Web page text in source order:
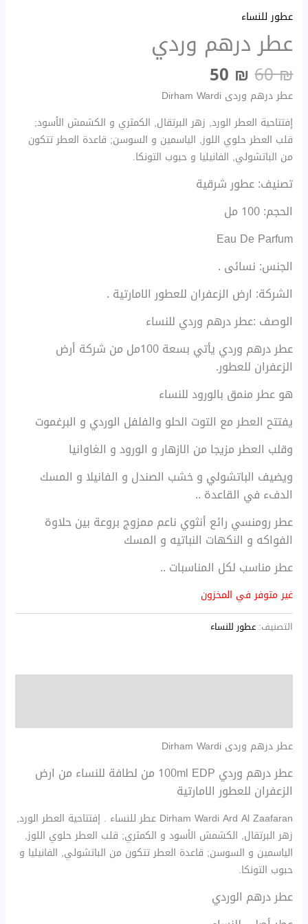
عطور للنساء
عطر درهم وردي
60₪
50 ₪
عطر درهم وردى Dirham Wardi
إفتتاحية العطر الورد, زهر البرتقال, الكمثري و الكشمش الأسود;
قلب العطر حلوي اللوز, الياسمين و السوسن; قاعدة العطر تتكون
من الباتشولي, الفانيليا و حبوب التونكا.
تصنيف: عطور شرقية
الحجم: 100 مل
Eau De Parfum
الجنس: نسائى .
الشركة: ارض الزعفران للعطور الامارتية .
الوصف :عطر درهم وردي للنساء
عطر درهم وردي يأتي بسعة 100مل من شركة أرض
الزعفران للعطور.
هو عطر منمق بالورود للنساء
يفتتح العطر مع التوت الحلو والفلفل الوردي و البرغموت
وقلب العطر مزيجا من الازهار و الورود و الغاوانيا
ويضيف الباتشولي و خشب الصندل و الفانيلا و المسك
الدفء في القاعدة ..
عطر رومنسي رائع أنثوي ناعم ممزوج بروعة بين حلاوة
الفواكه و النكهات النباتيه و المسك
عطر مناسب لكل المناسبات ..
غير متوفر في المخزون
التصنيف: عطور للنساء
عطر درهم وردى Dirham Wardi
عطر درهم وردي 100ml EDP من لطافة للنساء من ارض
الزعفران للعطور الامارتية
Dirham Wardi Ard Al Zaafaran عطر للنساء . إفتتاحية العطر الورد,
زهر البرتقال, الكشمش الأسود و الكمثري; قلب العطر حلوي اللوز,
الياسمين و السوسن; قاعدة العطر تتكون من الباتشولي, الفانيليا و
حبوب التونكا.
عطر درهم الوردي